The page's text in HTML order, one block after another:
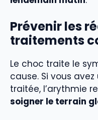
Prévenir les
traitements
Le choc traite le
cause. Si vous
traitée, l’arythmie
soigner le terrain